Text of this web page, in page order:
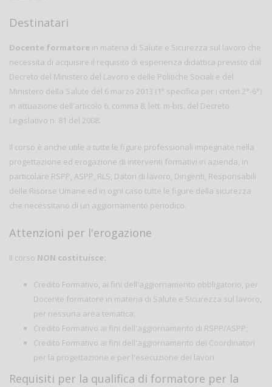
Destinatari
Docente formatore in materia di Salute e Sicurezza sul lavoro che
necessita di acquisire il requisito di esperienza didattica previsto dal
Decreto del Ministero del Lavoro e delle Politiche Sociali e del
Ministero della Salute del 6 marzo 2013 (1ª specifica per i criteri 2°-6°)
in attuazione dell'articolo 6, comma 8, lett. m-bis, del Decreto
Legislativo n. 81 del 2008.
Il corso è anche utile a tutte le figure professionali impegnate nella
progettazione ed erogazione di interventi formativi in azienda, in
particolare RSPP, ASPP, RLS, Datori di lavoro, Dirigenti, Responsabili
delle Risorse Umane ed in ogni caso tutte le figure della sicurezza
che necessitano di un aggiornamento periodico.
Attenzioni per l'erogazione
Il corso NON costituisce:
Credito Formativo, ai fini dell'aggiornamento obbligatorio, per
Docente formatore in materia di Salute e Sicurezza sul lavoro,
per nessuna area tematica;
Credito Formativo ai fini dell'aggiornamento di RSPP/ASPP;
Credito Formativo ai fini dell'aggiornamento dei Coordinatori
per la progettazione e per l'esecuzione dei lavori.
Requisiti per la qualifica di formatore per la